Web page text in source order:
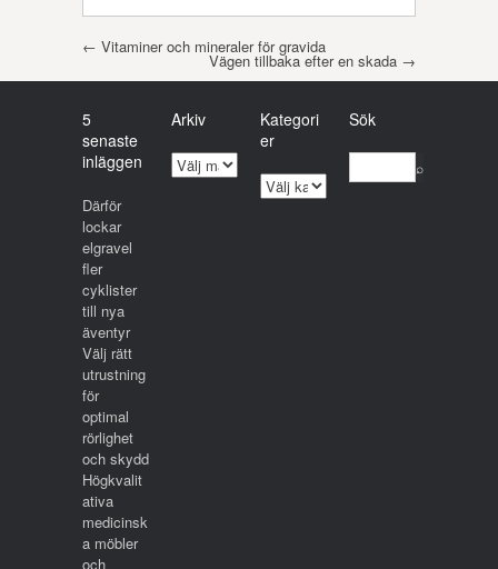
Post navigation
← Vitaminer och mineraler för gravida
Vägen tillbaka efter en skada →
5
senaste
inläggen
Därför
lockar
elgravel
fler
cyklister
till nya
äventyr
Välj rätt
utrustning
för
optimal
rörlighet
och skydd
Högkvalit
ativa
medicinsk
a möbler
och
Arkiv
A
r
Kategori
er
K
a
Sök